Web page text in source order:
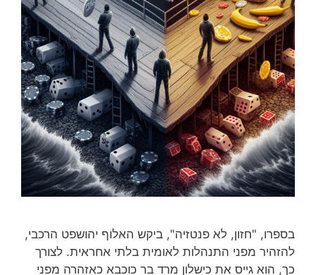
בספרו, "חזון, לא פנטזיה", ביקש האלוף יהושפט הרכבי,
להזהיר מפני התנהלות לאומית בלתי אחראית. לצורך
כך, הוא גייס את כישלון מרד בר כוכבא כאזהרה מפני